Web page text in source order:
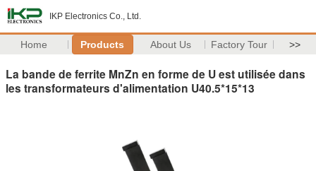
IKP Electronics Co., Ltd.
Home Products About Us Factory Tour >>
La bande de ferrite MnZn en forme de U est utilisée dans
les transformateurs d'alimentation U40.5*15*13